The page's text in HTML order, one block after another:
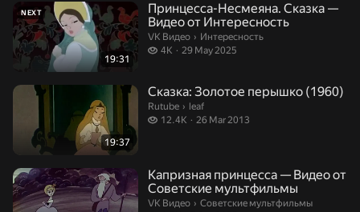
NEXT
19:31
Принцесса-Несмеяна. Сказка —
Видео от Интересность
VK Видео › Интересность.
Интересность
4K
4 thousand views
29 May 2025
19:37
Сказка: Золотое перышко (1960)
Rutube › leaf.
leaf
12.4K
12.4 thousand views
26 Mar 2013
Капризная принцесса — Видео от
Советские мультфильмы
VK Видео › Советские мультфильмы.
Советские мультфильмы